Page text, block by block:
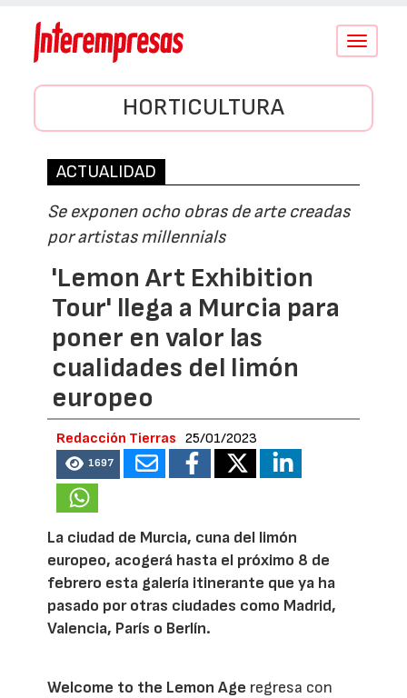
Conmutar
HORTICULTURA
ACTUALIDAD
Se exponen ocho obras de arte creadas
por artistas millennials
'Lemon Art Exhibition
Tour' llega a Murcia para
poner en valor las
cualidades del limón
europeo
Redacción Tierras 25/01/2023
1697
La ciudad de Murcia, cuna del limón
europeo, acogerá hasta el próximo 8 de
febrero esta galería itinerante que ya ha
pasado por otras ciudades como Madrid,
Valencia, París o Berlín.
Welcome to the Lemon Age regresa con